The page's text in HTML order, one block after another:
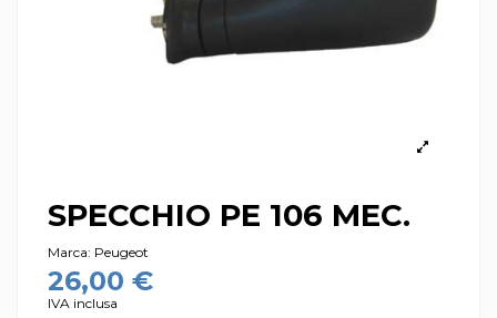
SPECCHIO PE 106 MEC.
Marca: Peugeot
26,00 €
IVA inclusa